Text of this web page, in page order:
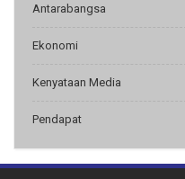
Antarabangsa
Ekonomi
Kenyataan Media
Pendapat